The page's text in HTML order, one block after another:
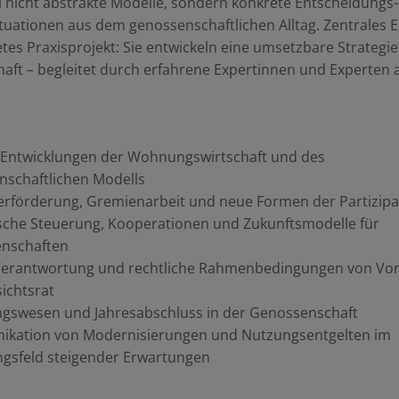
aus dem genossenschaftlichen Alltag. Zentrales
Praxisprojekt: Sie entwickeln eine umsetzbare
– begleitet durch erfahrene Expertinnen und Experten
der Wohnungswirtschaft und des
Modells
Gremienarbeit und neue Formen der
Steuerung, Kooperationen und Zukunftsmodelle für
und rechtliche Rahmenbedingungen von
und Jahresabschluss in der Genossenschaft
von Modernisierungen und Nutzungsentgelten im
steigender Erwartungen